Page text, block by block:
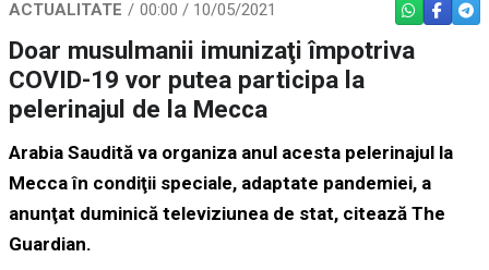
ACTUALITATE 00:00 / 10/05/2021 WHATSAPP
Doar musulmanii imunizaţi împotriva
COVID-19 vor putea participa la
pelerinajul de la Mecca
Arabia Saudită va organiza anul acesta pelerinajul la
Mecca în condiţii speciale, adaptate pandemiei, a
anunţat duminică televiziunea de stat, citează The
Guardian.